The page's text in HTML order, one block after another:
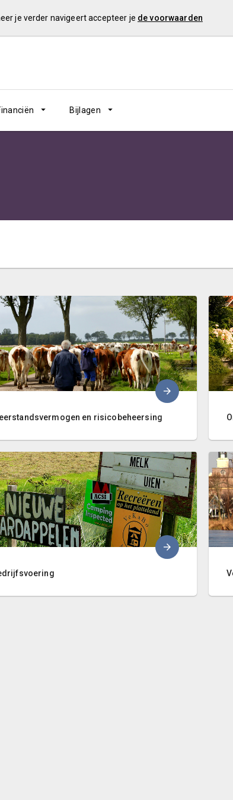
Bijlagen
en risicobeheersing
je verder navigeert accepteer je de voorwaarden